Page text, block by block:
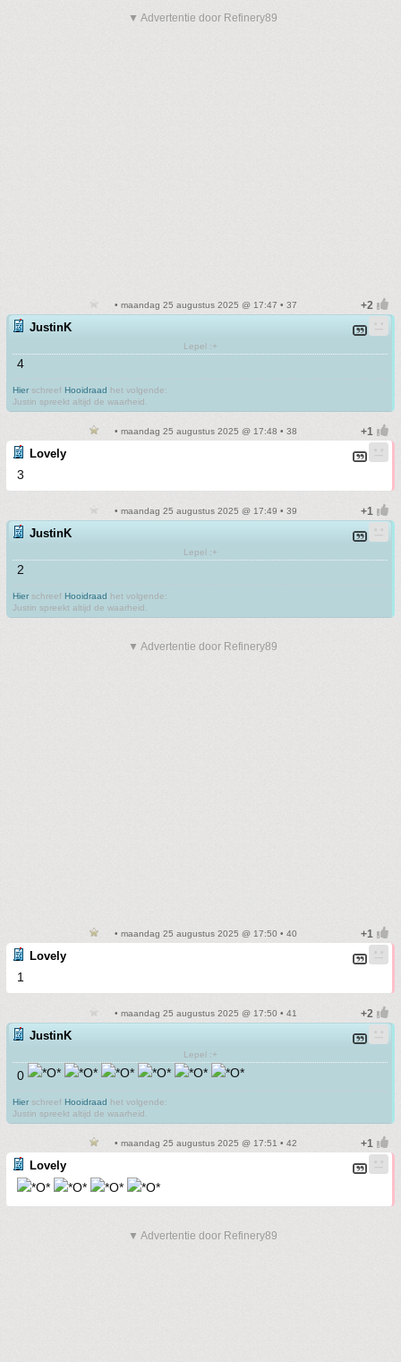
▼ Advertentie door Refinery89
• maandag 25 augustus 2025 @ 17:47 • 37
JustinK
Lepel :+
4
Hier schreef Hooidraad het volgende:
Justin spreekt altijd de waarheid.
• maandag 25 augustus 2025 @ 17:48 • 38
Lovely
3
• maandag 25 augustus 2025 @ 17:49 • 39
JustinK
Lepel :+
2
Hier schreef Hooidraad het volgende:
Justin spreekt altijd de waarheid.
▼ Advertentie door Refinery89
• maandag 25 augustus 2025 @ 17:50 • 40
Lovely
1
• maandag 25 augustus 2025 @ 17:50 • 41
JustinK
Lepel :+
0
Hier schreef Hooidraad het volgende:
Justin spreekt altijd de waarheid.
• maandag 25 augustus 2025 @ 17:51 • 42
Lovely
▼ Advertentie door Refinery89